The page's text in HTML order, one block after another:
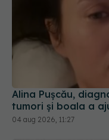
Alina Pușcău,
tumori și boala a
04 aug 2026, 11:27